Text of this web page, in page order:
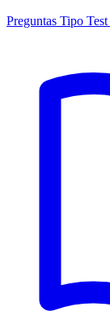
Preguntas Tipo Test